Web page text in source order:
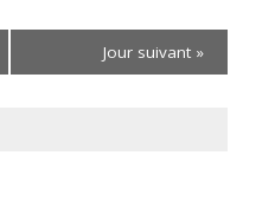
de
vues
Jour suivant »